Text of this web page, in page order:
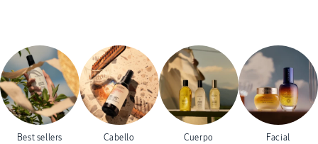
Best sellers Cabello Cuerpo Facial